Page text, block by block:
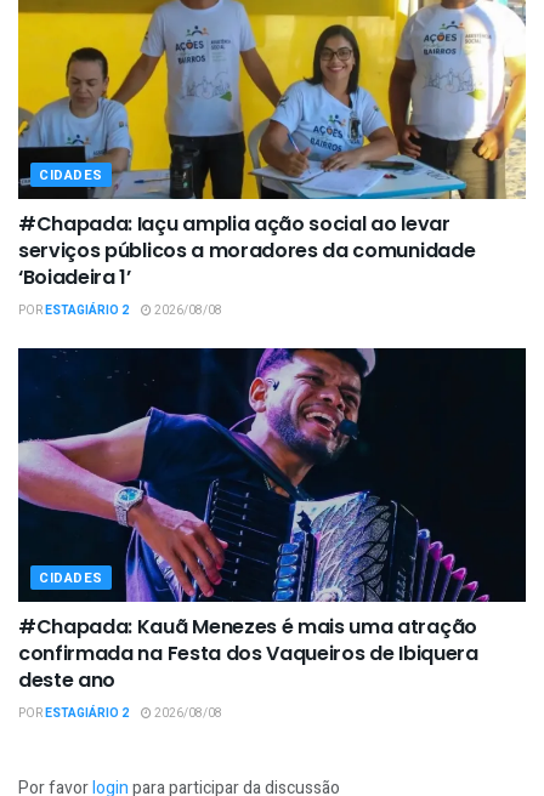
CIDADES
#Chapada: Iaçu amplia ação social ao levar
serviços públicos a moradores da comunidade
‘Boiadeira 1’
PORESTAGIÁRIO 2 2026/08/08
CIDADES
#Chapada: Kauã Menezes é mais uma atração
confirmada na Festa dos Vaqueiros de Ibiquera
deste ano
PORESTAGIÁRIO 2 2026/08/08
Por favorloginpara participar da discussão